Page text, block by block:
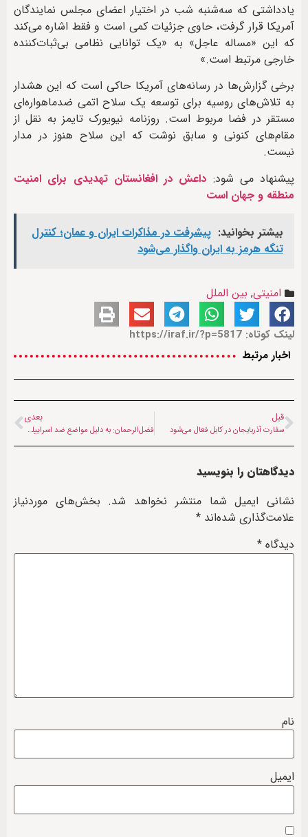
یادداشتی که سه‌شنبه شب در اختیار اعضای مجلس نمایندگان
آمریکا قرار گرفت، حاوی جزئیات کمی است و فقط اشاره می‌کند
که این «مساله عاجل» به «یک توانایی نظامی بی‌ثبات‌کننده
خارجی مرتبط است.»
برخی گزارش‌ها در رسانه‌های آمریکا حاکی است که این هشدار
به تلاش‌های روسیه برای توسعه یک سلاح اتمی ضدماهواره‌ای
مستقر در فضا مربوط است. روزنامه نیویورک تایمز به نقل از
مقام‌های کنونی و سابق نوشت که این سلاح هنوز در مدار
نیست.
پیشنهاد می شود: داعش در افغانستان تهدیدی برای امنیت
منطقه و جهان است
بیشتر بخوانید: پیشرفت در مذاکرات ایران و عمان؛ کنترل
تنگه هرمز به ایران واگذار می‌شود
امنیتی, بین الملل
لینک کوتاه: https://iraf.ir/?p=5817
اخبار مرتبط
قبل
سفارت آذربایجان در کابل فعال می‌شود
بعدی
فضل‌الرحمان: به دلیل مواضع ضد اسراییلی و حمایت از حماس در انتخابات شکست خوردم
دیدگاهتان را بنویسید
نشانی ایمیل شما منتشر نخواهد شد. بخش‌های موردنیاز
علامت‌گذاری شده‌اند *
دیدگاه *
نام
ایمیل